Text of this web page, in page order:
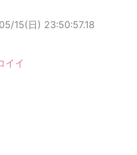
15(日) 23:50:57.18
イイ